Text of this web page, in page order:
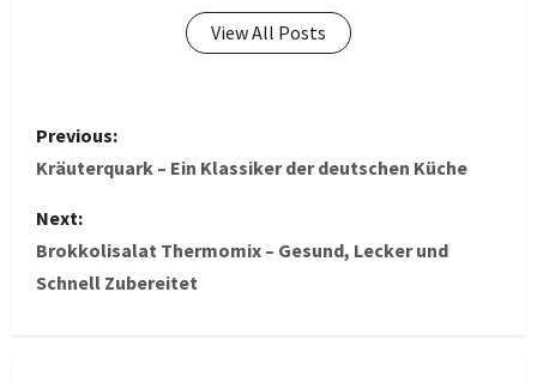
View All Posts
P
o
s
t
Previous:
Kräuterquark – Ein Klassiker der deutschen Küche
Next:
Brokkolisalat Thermomix – Gesund, Lecker und
Schnell Zubereitet